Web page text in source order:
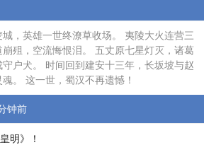
，英雄一世终潦草收场。 夷陵大火连营三
殂，空流悔恨泪。 五丈原七星灯灭，诸葛
户犬。 时间回到建安十三年，长坂坡与赵
。 这一世，蜀汉不再遗憾！
钟前
明》！